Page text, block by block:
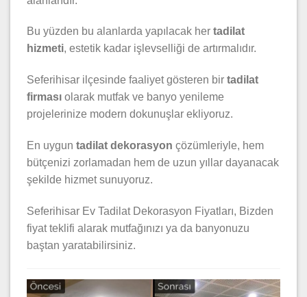
Bu yüzden bu alanlarda yapılacak her tadilat
hizmeti, estetik kadar işlevselliği de artırmalıdır.
Seferihisar ilçesinde faaliyet gösteren bir tadilat
firması olarak mutfak ve banyo yenileme
projelerinize modern dokunuşlar ekliyoruz.
En uygun tadilat dekorasyon çözümleriyle, hem
bütçenizi zorlamadan hem de uzun yıllar dayanacak
şekilde hizmet sunuyoruz.
Seferihisar Ev Tadilat Dekorasyon Fiyatları, Bizden
fiyat teklifi alarak mutfağınızı ya da banyonuzu
baştan yaratabilirsiniz.